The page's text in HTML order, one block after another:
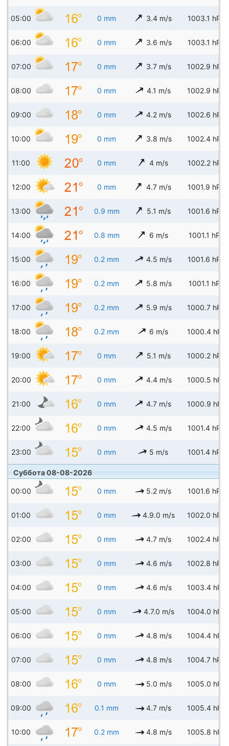
05:00 0 mm 3.4 m/s 1003.1 hPa
06:00 0 mm 3.6 m/s 1003.1 hPa
07:00 0 mm 3.7 m/s 1002.9 hPa
08:00 0 mm 4.1 m/s 1002.9 hPa
09:00 0 mm 4.2 m/s 1002.6 hPa
10:00 0 mm 3.8 m/s 1002.4 hPa
11:00 0 mm 4 m/s 1002.2 hPa
12:00 0 mm 4.7 m/s 1001.9 hPa
13:00 0.9 mm 5.1 m/s 1001.6 hPa
14:00 0.8 mm 6 m/s 1001.1 hPa
15:00 0.2 mm 4.5 m/s 1001.6 hPa
16:00 0.2 mm 5.8 m/s 1001.1 hPa
17:00 0.2 mm 5.9 m/s 1000.7 hPa
18:00 0.2 mm 6 m/s 1000.4 hPa
19:00 0 mm 5.1 m/s 1000.2 hPa
20:00 0 mm 4.4 m/s 1000.5 hPa
21:00 0 mm 4.7 m/s 1000.9 hPa
22:00 0 mm 4.5 m/s 1001.4 hPa
23:00 0 mm 5 m/s 1001.4 hPa
Суббота 08-08-2026
00:00 0 mm 5.2 m/s 1001.6 hPa
01:00 0 mm 4.9.0 m/s 1002.0 hPa
02:00 0 mm 4.7 m/s 1002.4 hPa
03:00 0 mm 4.6 m/s 1002.8 hPa
04:00 0 mm 4.6 m/s 1003.4 hPa
05:00 0 mm 4.7.0 m/s 1004.0 hPa
06:00 0 mm 4.8 m/s 1004.4 hPa
07:00 0 mm 4.8 m/s 1004.7 hPa
08:00 0 mm 5.0 m/s 1005.0 hPa
09:00 0.1 mm 4.7 m/s 1005.4 hPa
10:00 0.2 mm 4.8 m/s 1005.8 hPa